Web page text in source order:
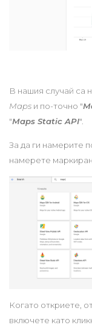
В нашия случай са
Maps и по-точно "
"Maps Static API".
За да ги намерите
намерете
Когато откриете,
включете като